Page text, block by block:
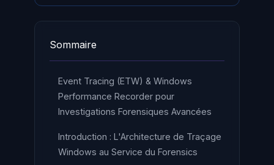
Sommaire
Event Tracing (ETW) & Windows
Performance Recorder pour
Investigations Forensiques Avancées
Introduction : L'Architecture de Traçage
Windows au Service du Forensics